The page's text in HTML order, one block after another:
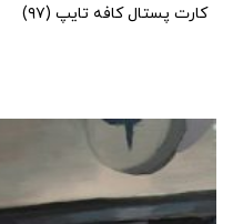
کارت پستال کافه تایپ (۹۷)